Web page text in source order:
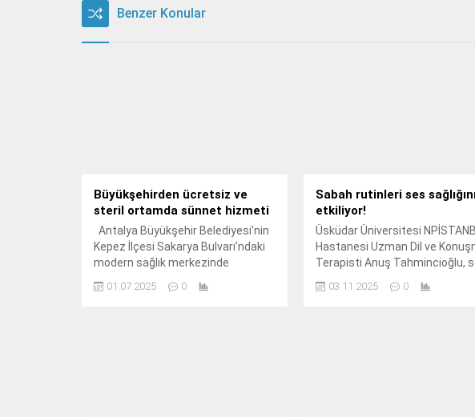
Benzer Konular
Büyükşehirden ücretsiz ve
steril ortamda sünnet hizmeti
Antalya Büyükşehir Belediyesi'nin
Kepez İlçesi Sakarya Bulvarı’ndaki
modern sağlık merkezinde
çocuklara sünnet hizmeti veriliyor.
01.07.2025 0
Sabah rutinleri ses
etkiliyor!
Üsküdar Üniversitesi
Hastanesi Uzman Dil ve
Terapisti Anuş Tahmincioğlu,
sağlığını korumanın önemi ve
sabah rutinleriyle ses tellerinin
03.11.2025 0